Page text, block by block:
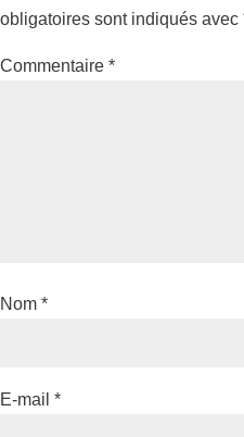
obligatoires sont indiqués avec
Commentaire *
Nom *
E-mail *